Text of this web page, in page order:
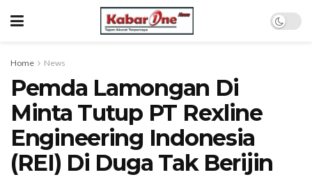
Home News
Pemda Lamongan Di
Minta Tutup PT Rexline
Engineering Indonesia
(REI) Di Duga Tak Berijin